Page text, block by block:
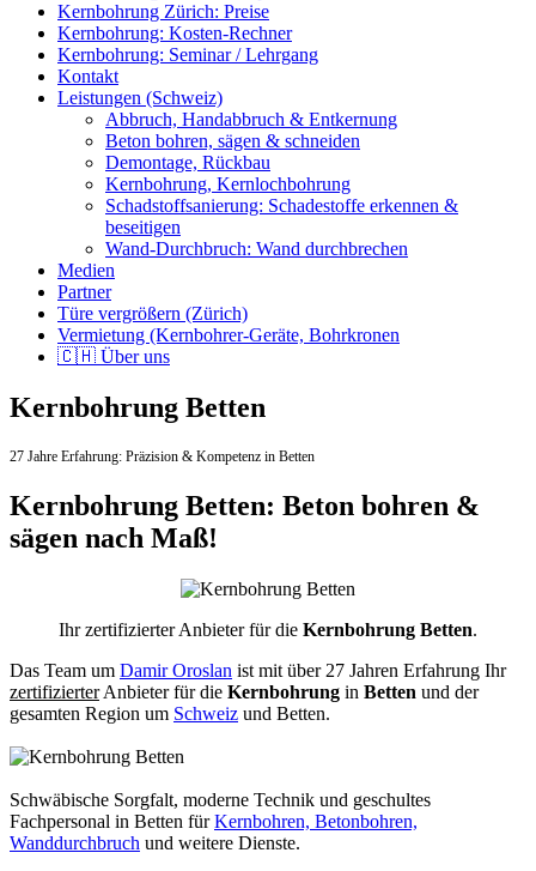
Kernbohrung Zürich: Preise
Kernbohrung: Kosten-Rechner
Kernbohrung: Seminar / Lehrgang
Kontakt
Leistungen (Schweiz)
Abbruch, Handabbruch & Entkernung
Beton bohren, sägen & schneiden
Demontage, Rückbau
Kernbohrung, Kernlochbohrung
Schadstoffsanierung: Schadestoffe erkennen &
beseitigen
Wand-Durchbruch: Wand durchbrechen
Medien
Partner
Türe vergrößern (Zürich)
Vermietung (Kernbohrer-Geräte, Bohrkronen
🇨🇭 Über uns
Kernbohrung Betten
27 Jahre Erfahrung: Präzision & Kompetenz in Betten
Kernbohrung Betten: Beton bohren &
sägen nach Maß!
Ihr zertifizierter Anbieter für die Kernbohrung Betten.
Das Team um Damir Oroslan ist mit über 27 Jahren Erfahrung Ihr
zertifizierterAnbieter für die Kernbohrung in Betten und der
gesamten Region um Schweiz und Betten.
Schwäbische Sorgfalt, moderne Technik und geschultes
Fachpersonal in Betten fürKernbohren, Betonbohren,
Wanddurchbruch und weitere Dienste.